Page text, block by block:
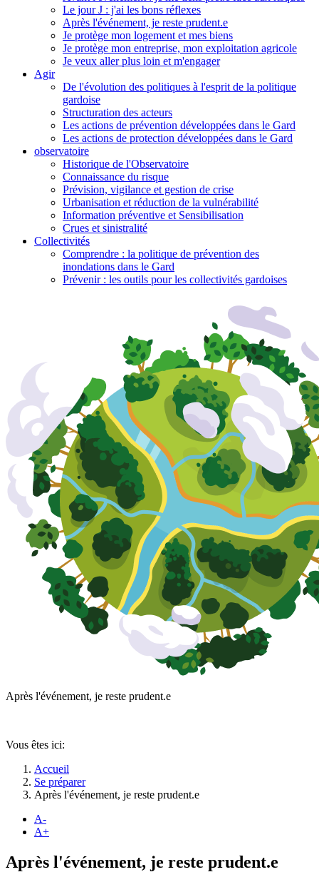
Le jour J : j'ai les bons réflexes
Après l'événement, je reste prudent.e
Je protège mon logement et mes biens
Je protège mon entreprise, mon exploitation agricole
Je veux aller plus loin et m'engager
Agir
De l'évolution des politiques à l'esprit de la politique
gardoise
Structuration des acteurs
Les actions de prévention développées dans le Gard
Les actions de protection développées dans le Gard
observatoire
Historique de l'Observatoire
Connaissance du risque
Prévision, vigilance et gestion de crise
Urbanisation et réduction de la vulnérabilité
Information préventive et Sensibilisation
Crues et sinistralité
Collectivités
Comprendre : la politique de prévention des
inondations dans le Gard
Prévenir : les outils pour les collectivités gardoises
Après l'événement, je reste prudent.e
Vous êtes ici:
Accueil
Se préparer
Après l'événement, je reste prudent.e
A-
A+
Après l'événement, je reste prudent.e